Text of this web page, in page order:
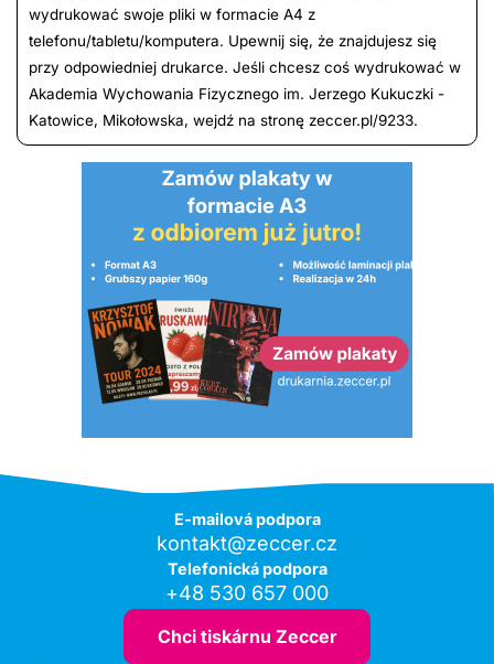
wydrukować swoje pliki w formacie A4 z
telefonu/tabletu/komputera. Upewnij się, że znajdujesz się
przy odpowiedniej drukarce. Jeśli chcesz coś wydrukować w
Akademia Wychowania Fizycznego im. Jerzego Kukuczki -
Katowice, Mikołowska, wejdź na stronę zeccer.pl/9233.
E-mailová podpora
kontakt@zeccer.cz
Telefonická podpora
+48 530 657 000
Chci tiskárnu Zeccer